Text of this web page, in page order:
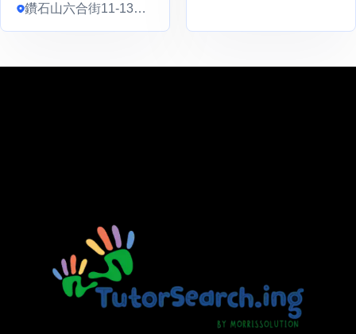
鑽石山六合街11-13號